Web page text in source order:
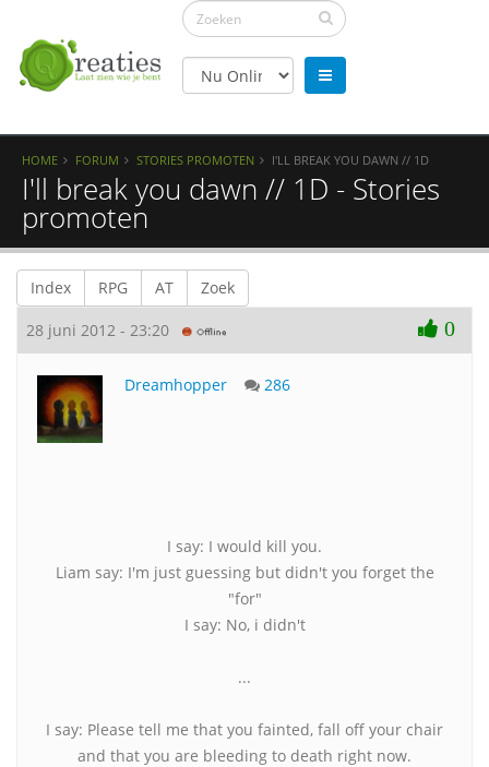
HOME FORUM STORIES PROMOTEN I'LL BREAK YOU DAWN // 1D
I'll break you dawn // 1D - Stories
promoten
Index RPG AT Zoek
28 juni 2012 - 23:20 0
Dreamhopper 286
I say: I would kill you.
Liam say: I'm just guessing but didn't you forget the
"for"
I say: No, i didn't
...
I say: Please tell me that you fainted, fall off your chair
and that you are bleeding to death right now.